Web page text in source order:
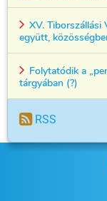
XV. Tiborszállási
együtt,
Folytatódik a
tárgyában (?)
RSS